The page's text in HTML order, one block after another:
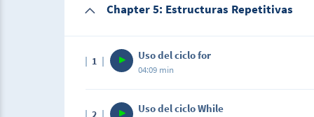
Chapter 5: Estructuras Repetitivas
1 Uso del ciclo for
04:09 min
2 Uso del ciclo While